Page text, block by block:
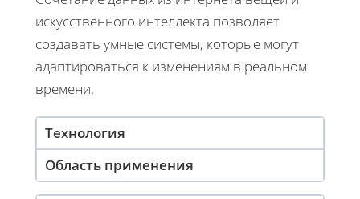
искусственного интеллекта позволяет
создавать умные системы, которые могут
адаптироваться к изменениям в реальном
времени.
Технология
Область применения